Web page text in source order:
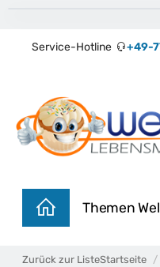
Service-Hotline +49-
Themen
Zurück zur ListeStartseite